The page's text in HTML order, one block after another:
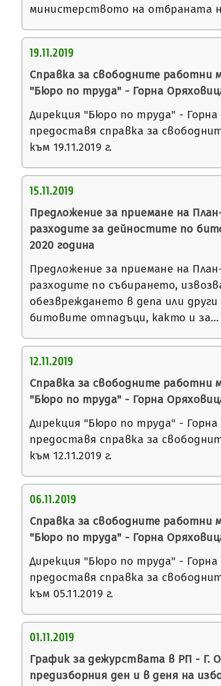
министерството на отбраната
19.11.2019
Справка за свободните работни
"Бюро по труда" - Горна
Дирекция "Бюро по труда" -
предоставя справка за
към 19.11.2019 г.
15.11.2019
Предложение за приемане на
разходите за дейностите по
2020 година
Предложение за приемане на
разходите по събирането,
обезвреждането в депа или
битовите отпадъци, както и за…
12.11.2019
Справка за свободните работни
"Бюро по труда" - Горна
Дирекция "Бюро по труда" -
предоставя справка за
към 12.11.2019 г.
06.11.2019
Справка за свободните работни
"Бюро по труда" - Горна
Дирекция "Бюро по труда" -
предоставя справка за
към 05.11.2019 г.
01.11.2019
График за дежурствата в РП - Г.
предизборния ден и в деня на